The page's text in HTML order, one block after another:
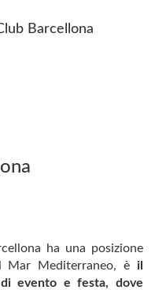
Barcellona
ha una posizione
Mar Mediterraneo, è il
evento e festa, dove